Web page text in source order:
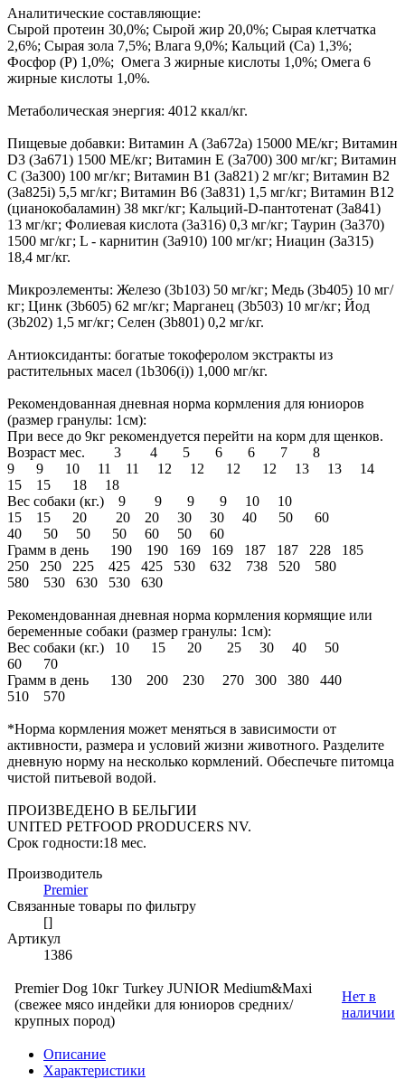
Аналитические составляющие:
Сырой протеин 30,0%; Сырой жир 20,0%; Сырая клетчатка
2,6%; Сырая зола 7,5%; Влага 9,0%; Кальций (Са) 1,3%;
Фосфор (P) 1,0%; Омега 3 жирные кислоты 1,0%; Омега 6
жирные кислоты 1,0%.
Метаболическая энергия: 4012 ккал/кг.
Пищевые добавки: Витамин A (3a672a) 15000 МЕ/кг; Витамин
D3 (3a671) 1500 МЕ/кг; Витамин Е (3a700) 300 мг/кг; Витамин
C (3a300) 100 мг/кг; Витамин B1 (3a821) 2 мг/кг; Витамин B2
(3a825i) 5,5 мг/кг; Витамин B6 (3a831) 1,5 мг/кг; Витамин B12
(цианокобаламин) 38 мкг/кг; Кальций-D-пантотенат (3a841)
13 мг/кг; Фолиевая кислота (3a316) 0,3 мг/кг; Таурин (3a370)
1500 мг/кг; L - карнитин (3a910) 100 мг/кг; Ниацин (3a315)
18,4 мг/кг.
Микроэлементы: Железо (3b103) 50 мг/кг; Медь (3b405) 10 мг/
кг; Цинк (3b605) 62 мг/кг; Марганец (3b503) 10 мг/кг; Йод
(3b202) 1,5 мг/кг; Селен (3b801) 0,2 мг/кг.
Антиоксиданты: богатые токоферолом экстракты из
растительных масел (1b306(i)) 1,000 мг/кг.
Рекомендованная дневная норма кормления для юниоров
(размер гранулы: 1см):
При весе до 9кг рекомендуется перейти на корм для щенков.
Возраст мес. 3 4 5 6 6 7 8
9 9 10 11 11 12 12 12 12 13 13 14
15 15 18 18
Вес собаки (кг.) 9 9 9 9 10 10
15 15 20 20 20 30 30 40 50 60
40 50 50 50 60 50 60
Грамм в день 190 190 169 169 187 187 228 185
250 250 225 425 425 530 632 738 520 580
580 530 630 530 630
Рекомендованная дневная норма кормления кормящие или
беременные собаки (размер гранулы: 1см):
Вес собаки (кг.) 10 15 20 25 30 40 50
60 70
Грамм в день 130 200 230 270 300 380 440
510 570
*Норма кормления может меняться в зависимости от
активности, размера и условий жизни животного. Разделите
дневную норму на несколько кормлений. Обеспечьте питомца
чистой питьевой водой.
ПРОИЗВЕДЕНО В БЕЛЬГИИ
UNITED PETFOOD PRODUCERS NV.
Срок годности:18 мес.
Производитель
Premier
Связанные товары по фильтру
[]
Артикул
1386
Premier Dog 10кг Turkey JUNIOR Medium&Maxi
(свежее мясо индейки для юниоров средних/
крупных пород)
Нет в
наличии
Описание
Характеристики